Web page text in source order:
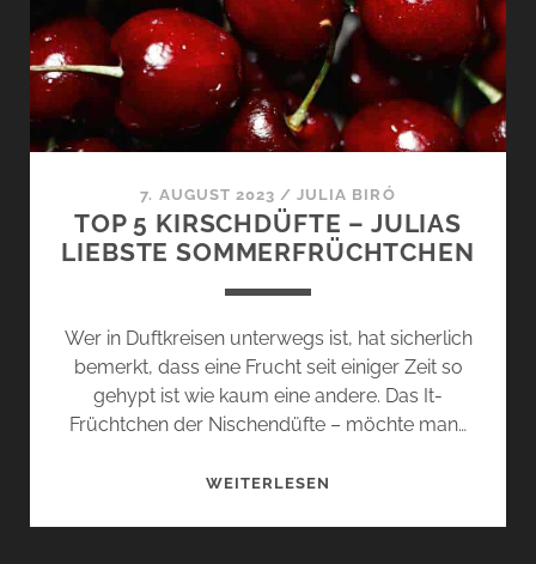
TROPISCHER
SOMMERGENUSS
7. AUGUST 2023 /JULIA BIRÓ
TOP 5 KIRSCHDÜFTE – JULIAS
LIEBSTE SOMMERFRÜCHTCHEN
Wer in Duftkreisen unterwegs ist, hat sicherlich
bemerkt, dass eine Frucht seit einiger Zeit so
gehypt ist wie kaum eine andere. Das It-
Früchtchen der Nischendüfte – möchte man…
WEITERLESEN